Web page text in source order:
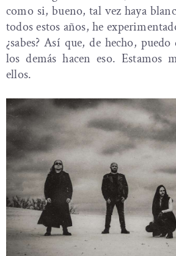
como si, bueno, tal vez haya
todos estos años, he
¿sabes? Así que, de hecho,
los demás hacen eso. Estamos
ellos.